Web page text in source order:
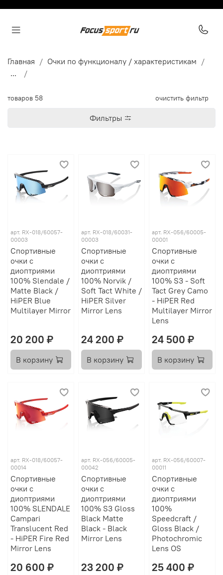
Главная
Очки по функционалу / характеристикам
...
товаров 58 очистить фильтр
Фильтры
арт. RX-018/60057-
00003
Спортивные
очки с
диоптриями
100% Slendale /
Matte Black /
HiPER Blue
Multilayer Mirror
20 200 ₽
В корзину
арт. RX-018/60031-
00003
Спортивные
очки с
диоптриями
100% Norvik /
Soft Tact White /
HiPER Silver
Mirror Lens
24 200 ₽
В корзину
арт. RX-056/60005-
00001
Спортивные
очки с
диоптриями
100% S3 - Soft
Tact Grey Camo
- HiPER Red
Multilayer Mirror
Lens
24 500 ₽
В корзину
арт. RX-018/60057-
00014
Спортивные
очки с
диоптриями
100% SLENDALE
Campari
Translucent Red
- HiPER Fire Red
Mirror Lens
20 600 ₽
арт. RX-056/60005-
00042
Спортивные
очки с
диоптриями
100% S3 Gloss
Black Matte
Black - Black
Mirror Lens
23 200 ₽
арт. RX-056/60007-
00011
Спортивные
очки с
диоптриями
100%
Speedcraft /
Gloss Black /
Photochromic
Lens OS
25 400 ₽